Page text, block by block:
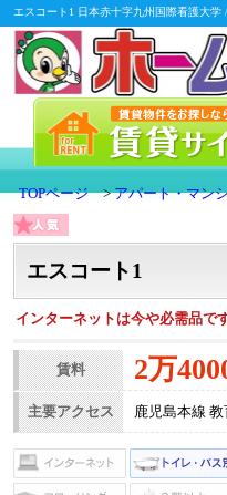
エスコート1 日本赤十字九州国際看護大
TOPページ アパート・マン
エスコート1
インターネットは今や必需品で
賃料 2万
主要アクセス 鹿児島本線